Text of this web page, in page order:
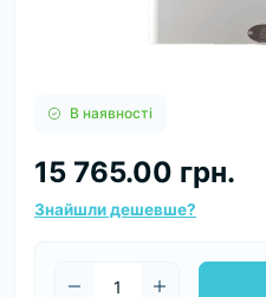
В наявності
15 765.00 грн.
Знайшли дешевше?